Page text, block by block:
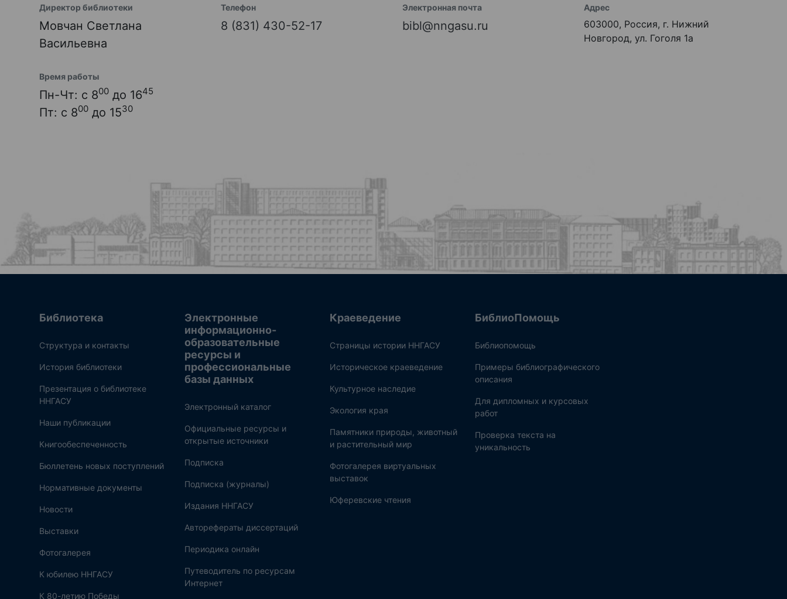
Директор библиотеки
Мовчан Светлана
Васильевна
Телефон
8 (831) 430-52-17
Электронная почта
bibl@nngasu.ru
Адрес
603000, Россия, г. Нижний
Новгород, ул. Гоголя 1а
Время работы
Пн-Чт: с 800 до 1645
Пт: с 800 до 1530
Библиотека
Структура и контакты
История библиотеки
Презентация о библиотеке
ННГАСУ
Наши публикации
Книгообеспеченность
Бюллетень новых поступлений
Нормативные документы
Новости
Выставки
Фотогалерея
К юбилею ННГАСУ
К 80-летию Победы
Электронные
информационно-
образовательные
ресурсы и
профессиональные
базы данных
Электронный каталог
Официальные ресурсы и
открытые источники
Подписка
Подписка (журналы)
Издания ННГАСУ
Авторефераты диссертаций
Периодика онлайн
Путеводитель по ресурсам
Интернет
Краеведение
Страницы истории ННГАСУ
Историческое краеведение
Культурное наследие
Экология края
Памятники природы, животный
и растительный мир
Фотогалерея виртуальных
выставок
Юферевские чтения
БиблиоПомощь
Библиопомощь
Примеры библиографического
описания
Для дипломных и курсовых
работ
Проверка текста на
уникальность